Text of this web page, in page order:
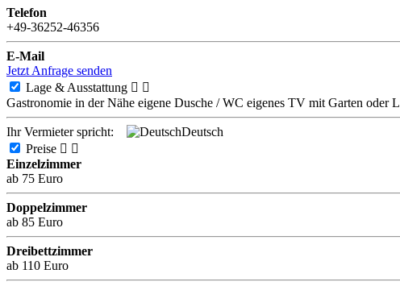
Telefon
+49-36252-46356
E-Mail
Jetzt Anfrage senden
Lage & Ausstattung  
Gastronomie in der Nähe eigene Dusche / WC eigenes TV mit Garten oder
Ihr Vermieter spricht:
Deutsch
Preise  
Einzelzimmer
ab 75 Euro
Doppelzimmer
ab 85 Euro
Dreibettzimmer
ab 110 Euro